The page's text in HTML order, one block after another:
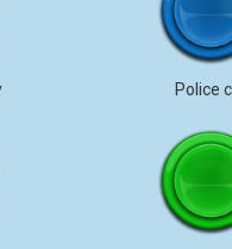
Police